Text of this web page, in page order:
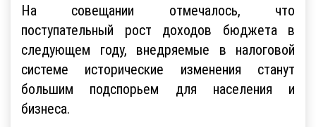
На совещании отмечалось, что
поступательный рост доходов бюджета в
следующем году, внедряемые в налоговой
системе исторические изменения станут
большим подспорьем для населения и
бизнеса.